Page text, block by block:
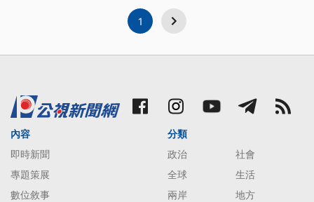
1
內容
即時新聞
專題策展
數位敘事
分類
政治
社會
全球
生活
兩岸
地方